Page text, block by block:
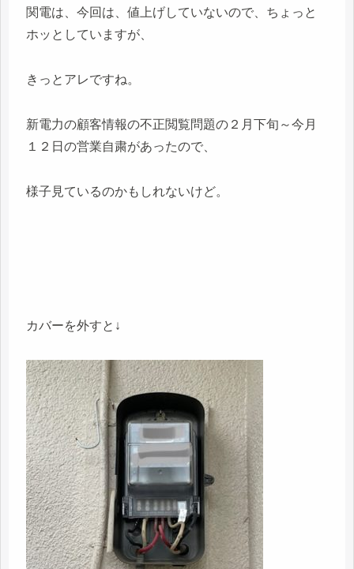
関電は、今回は、値上げしていないので、ちょっと
ホッとしていますが、
きっとアレですね。
新電力の顧客情報の不正閲覧問題の２月下旬～今月
１２日の営業自粛があったので、
様子見ているのかもしれないけど。
カバーを外すと↓